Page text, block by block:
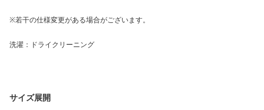
※若干の仕様変更がある場合がございます。
洗濯：ドライクリーニング
サイズ展開